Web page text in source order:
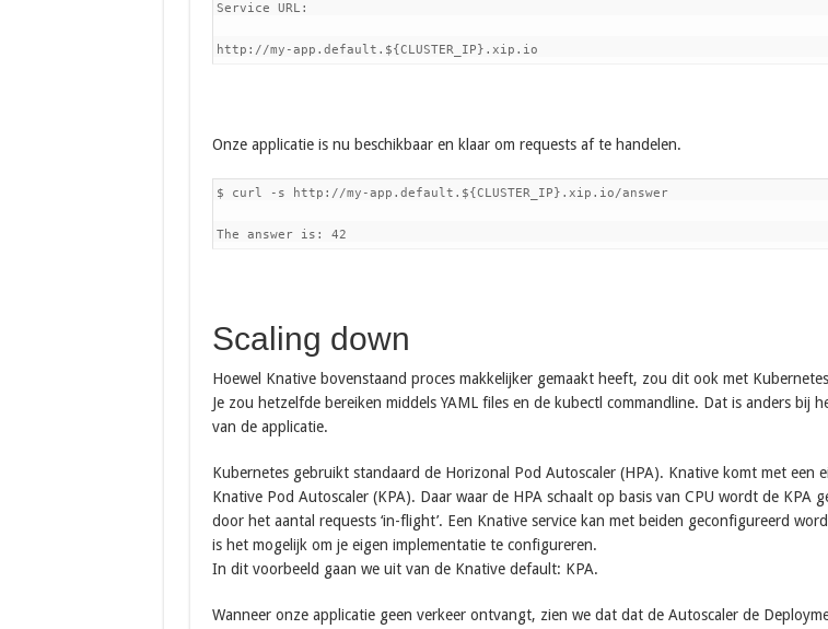
Service URL:
http://my-app.default.${CLUSTER_IP}.xip.io
Onze applicatie is nu beschikbaar en klaar om requests af te handelen.
$ curl -s http://my-app.default.${CLUSTER_IP}.xip.io/answer
The answer is: 42
Scaling down
Hoewel Knative bovenstaand proces makkelijker gemaakt heeft, zou dit ook met
Je zou hetzelfde bereiken middels YAML files en de kubectl commandline. Dat is anders bij
van de applicatie.
Kubernetes gebruikt standaard de Horizonal Pod Autoscaler (HPA). Knative komt met een
Knative Pod Autoscaler (KPA). Daar waar de HPA schaalt op basis van CPU wordt de KPA
door het aantal requests ‘in-flight’. Een Knative service kan met beiden geconfigureerd
is het mogelijk om je eigen implementatie te configureren.
In dit voorbeeld gaan we uit van de Knative default: KPA.
Wanneer onze applicatie geen verkeer ontvangt, zien we dat dat de Autoscaler de